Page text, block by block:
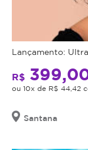
Lançamento:
R$
ou 10x de R$ 44,42
Santana